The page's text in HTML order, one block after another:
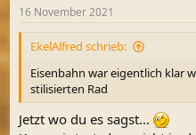
16 November 2021
EkelAlfred schrieb:
Eisenbahn war eigentlich klar
stilisierten Rad
Jetzt wo du es sagst...